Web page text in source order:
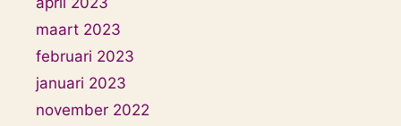
maart 2023
februari 2023
januari 2023
november 2022